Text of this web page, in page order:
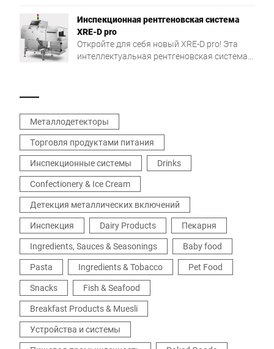
процессами, обмена данными и
обеспечения надежности.
Инспекционная рентгеновская система
XRE-D pro
Откройте для себя новый XRE-D pro! Эта
интеллектуальная рентгеновская система
Металлодетекторы
Торговля продуктами питания
Инспекционные системы
Drinks
Confectionery & Ice Cream
Детекция металлических включений
Инспекция
Dairy Products
Пекарня
Ingredients, Sauces & Seasonings
Baby food
Pasta
Ingredients & Tobacco
Pet Food
Snacks
Fish & Seafood
Breakfast Products & Muesli
Устройства и системы